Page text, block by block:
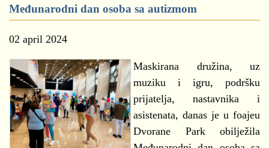
Međunarodni dan osoba sa autizmom
02 april 2024
Maskirana družina, uz
muziku i igru, podršku
prijatelja, nastavnika i
asistenata, danas je u foajeu
Dvorane Park obilježila